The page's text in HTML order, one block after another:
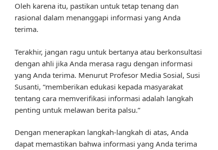
Oleh karena itu, pastikan untuk tetap tenang dan
rasional dalam menanggapi informasi yang Anda
terima.
Terakhir, jangan ragu untuk bertanya atau berkonsultasi
dengan ahli jika Anda merasa ragu dengan informasi
yang Anda terima. Menurut Profesor Media Sosial, Susi
Susanti, “memberikan edukasi kepada masyarakat
tentang cara memverifikasi informasi adalah langkah
penting untuk melawan berita palsu.”
Dengan menerapkan langkah-langkah di atas, Anda
dapat memastikan bahwa informasi yang Anda terima